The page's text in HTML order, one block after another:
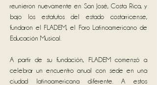
reunieron nuevamente en San José, Costa Rica, y
bajo los estatutos del estado costarricense,
fundaron el FLADEM, el Foro Latinoamericano de
Educación Musical.
A partir de su fundación, FLADEM comenzó a
celebrar un encuentro anual con sede en una
ciudad latinoamericana diferente. A estos